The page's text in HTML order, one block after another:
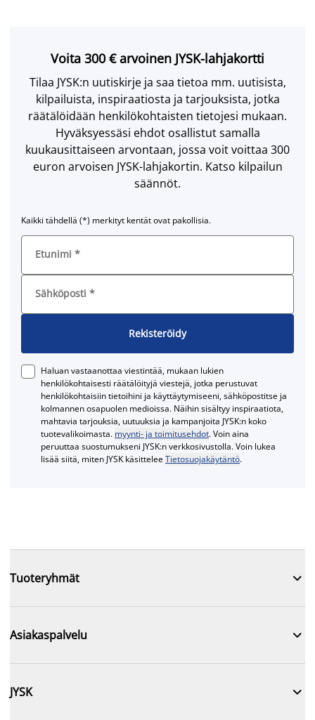
Voita 300 € arvoinen JYSK-lahjakortti
Tilaa JYSK:n uutiskirje ja saa tietoa mm. uutisista,
kilpailuista, inspiraatiosta ja tarjouksista, jotka
räätälöidään henkilökohtaisten tietojesi mukaan.
Hyväksyessäsi ehdot osallistut samalla
kuukausittaiseen arvontaan, jossa voit voittaa 300
euron arvoisen JYSK-lahjakortin. Katso kilpailun
säännöt.
Kaikki tähdellä (*) merkityt kentät ovat pakollisia.
Etunimi *
Sähköposti *
Rekisteröidy
Haluan vastaanottaa viestintää, mukaan lukien
henkilökohtaisesti räätälöityjä viestejä, jotka perustuvat
henkilökohtaisiin tietoihini ja käyttäytymiseeni, sähköpostitse ja
kolmannen osapuolen medioissa. Näihin sisältyy inspiraatiota,
mahtavia tarjouksia, uutuuksia ja kampanjoita JYSK:n koko
tuotevalikoimasta. myynti- ja toimitusehdot. Voin aina
peruuttaa suostumukseni JYSK:n verkkosivustolla. Voin lukea
lisää siitä, miten JYSK käsitteleeTietosuojakäytäntö.
Tuoteryhmät 
Asiakaspalvelu 
JYSK 